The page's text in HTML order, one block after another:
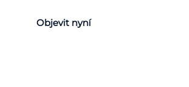
Objevit nyní